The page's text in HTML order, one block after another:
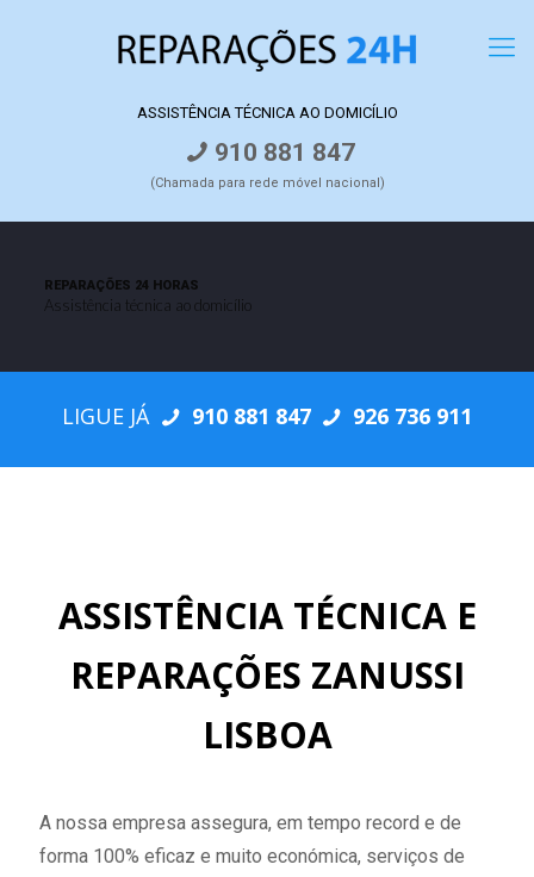
ASSISTÊNCIA TÉCNICA AO DOMICÍLIO
910 881 847
(Chamada para rede móvel nacional)
REPARAÇÕES 24 HORAS
Assistência técnica ao domicílio
LIGUE JÁ 910 881 847 926 736 911
ASSISTÊNCIA TÉCNICA E
REPARAÇÕES ZANUSSI
LISBOA
A nossa empresa assegura, em tempo record e de
forma 100% eficaz e muito económica, serviços de